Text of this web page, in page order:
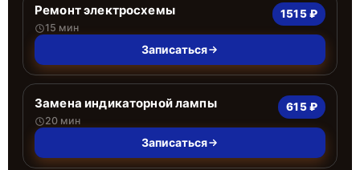
Ремонт электросхемы
15 мин
1515 ₽
Записаться
Замена индикаторной лампы
20 мин
615 ₽
Записаться